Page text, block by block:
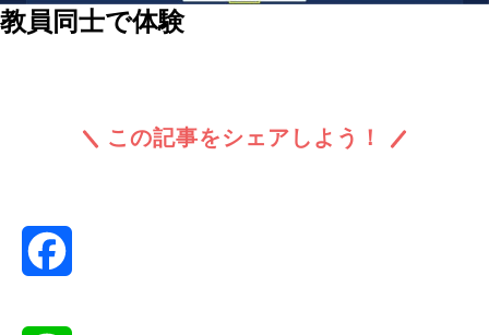
教員同士で体験
この記事をシェアしよう！